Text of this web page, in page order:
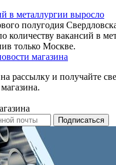
в металлургии выросло
полугодия
количеству вакансий в
только Москве.
магазина
рассылку и получайте